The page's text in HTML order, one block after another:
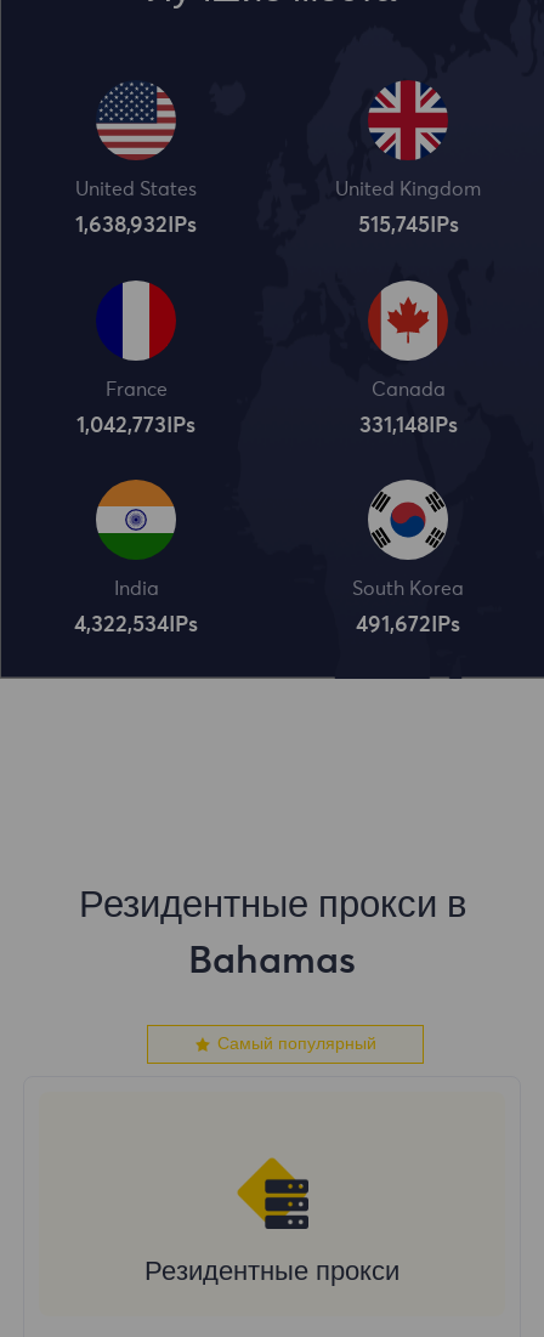
United States
1,638,932 IPs
United Kingdom
515,745IPs
France
1,042,773 IPs
Canada
331,148IPs
India
4,322,534 IPs
South Korea
491,672 IPs
Резидентные прокси в
Bahamas
Самый популярный
Резидентные прокси